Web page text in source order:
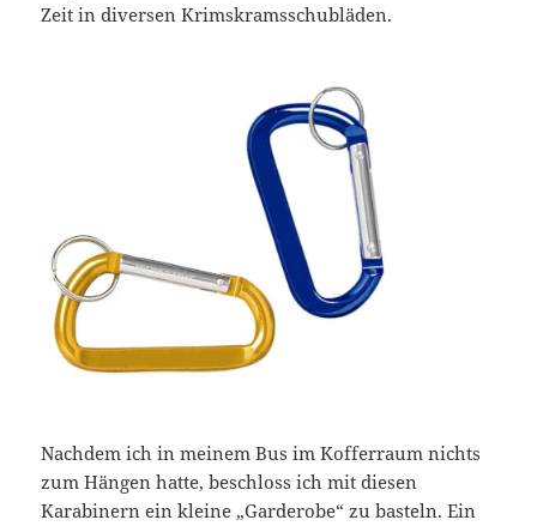
Zeit in diversen Krimskramsschubläden.
Nachdem ich in meinem Bus im Kofferraum nichts
zum Hängen hatte, beschloss ich mit diesen
Karabinern ein kleine „Garderobe“ zu basteln. Ein